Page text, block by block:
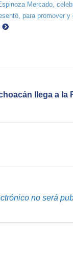
Mercado,
para promover y
llega a la
no será